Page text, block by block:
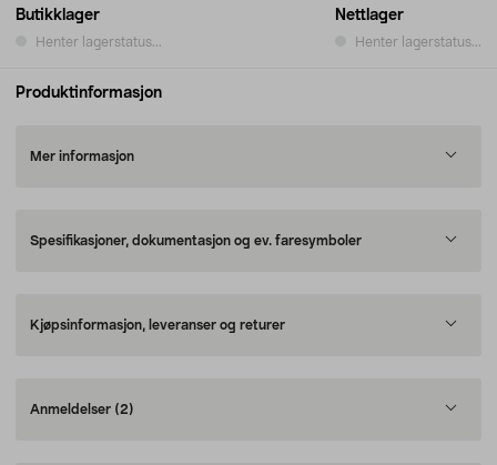
Butikklager
Henter lagerstatus...
Nettlager
Henter lagerstatus...
Produktinformasjon
Mer informasjon
Spesifikasjoner, dokumentasjon og ev. faresymboler
Kjøpsinformasjon, leveranser og returer
Anmeldelser (2)